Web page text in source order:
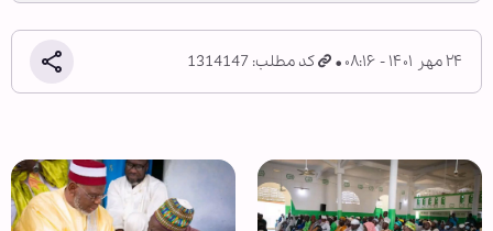
۲۴ مهر ۱۴۰۱ - ۰۸:۱۶ کد مطلب: 1314147